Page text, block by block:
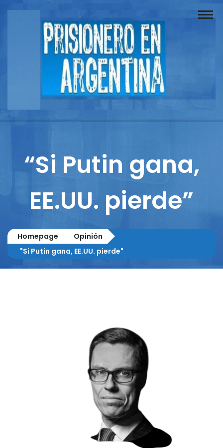
Buscador
Documentos
Reportajes
Columnistas
“Si Putin gana,
EE.UU. pierde”
Homepage
Opinión
"Si Putin gana, EE.UU. pierde"